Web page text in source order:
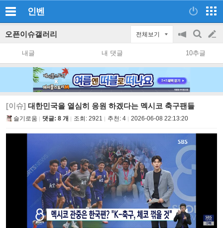
인벤
오픈이슈갤러리 전체보기
공
지
on/off
검
색
글
쓰
내글 내 댓글 10추글
[이슈] 대한민국을 열심히 응원 하겠다는 멕시코 축구팬들
슬기로움 댓글: 8 개 조회: 2921 추천: 4 2026-06-08 22:13:20